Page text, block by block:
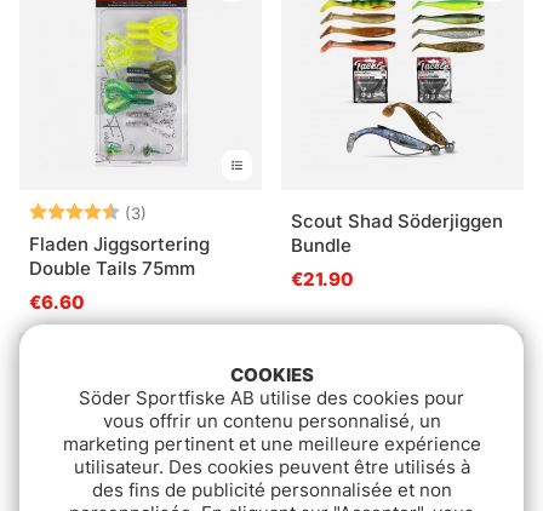
Note: (3)
Fladen Jiggsortering
Double Tails 75mm
€6.60
Scout Shad Söderjiggen
Bundle
€21.90
COOKIES
Söder Sportfiske AB utilise des cookies pour
vous offrir un contenu personnalisé, un
marketing pertinent et une meilleure expérience
utilisateur. Des cookies peuvent être utilisés à
des fins de publicité personnalisée et non